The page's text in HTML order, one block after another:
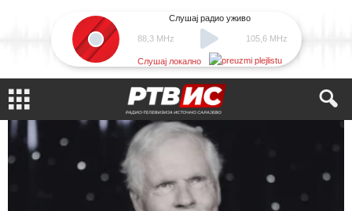
88,3 MHz
Слушај радио уживо
105,6 MHz
Слушај локално